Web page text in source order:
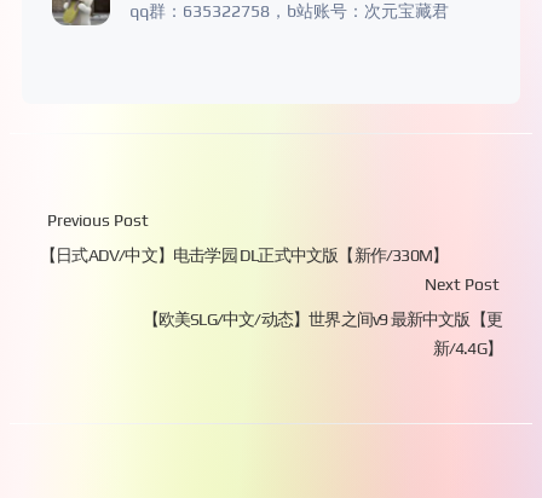
qq群：635322758，b站账号：次元宝藏君
Previous Post
【日式ADV/中文】电击学园 DL正式中文版【新作/330M】
Next Post
【欧美SLG/中文/动态】世界之间v9 最新中文版【更
新/4.4G】